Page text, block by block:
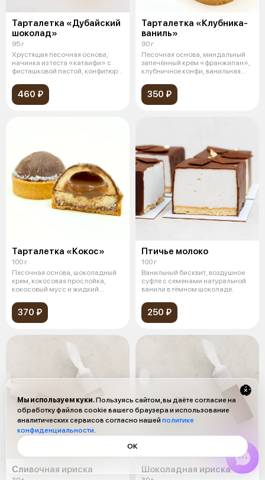
Тарталетка «Дубайский
шоколад»
95 г
Хрустящая песочная основа,
начинка из теста «катаифи» с
фисташковой пастой, конфитюр
460 ₽
Тарталетка «Клубника-
ваниль»
90 г
Песочная основа, миндальный
запечённый крем «франжипан»,
клубничное конфи, ванильная
350 ₽
Тарталетка «Кокос»
100 г
Песочная основа, шоколадный
крем, кокосовая прослойка,
кокосовый мусс и жидкий
370 ₽
Птичье молоко
100 г
Ванильный бисквит, воздушное
суфле с семенами натуральной
ванили в тёмном шоколаде.
250 ₽
Сливочная ириска Шоколадная ириска
Мы используем куки.Пользуясь сайтом, вы даёте согласие на
обработку файлов cookie вашего браузера и использование
аналитических сервисов согласно нашей политике
конфиденциальности.
ОК